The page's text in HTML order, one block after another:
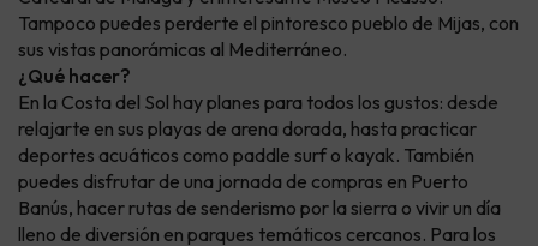
Tampoco puedes perderte el pintoresco pueblo de Mijas, con
sus vistas panorámicas al Mediterráneo.
¿Qué hacer?
En la Costa del Sol hay planes para todos los gustos: desde
relajarte en sus playas de arena dorada, hasta practicar
deportes acuáticos como paddle surf o kayak. También
puedes disfrutar de una jornada de compras en Puerto
Banús, hacer rutas de senderismo por la sierra o vivir un día
lleno de diversión en parques temáticos cercanos. Para los